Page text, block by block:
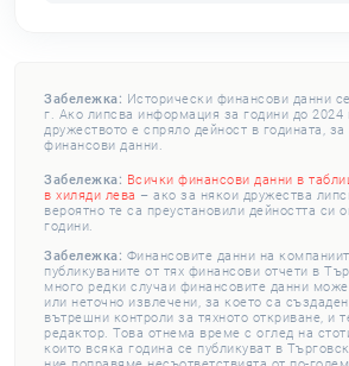
Забележка: Исторически финансови данни
г. Ако липсва информация за години до 2024
дружеството е спряло дейност в годината,
финансови данни.
Забележка: Всички финансови данни в
в хиляди лева – ако за някои дружества
вероятно те са преустановили дейността си
години.
Забележка: Финансовите данни на
публикуваните от тях финансови отчети в
много редки случаи финансовите данни
или неточно извлечени, за което са
вътрешни контроли за тяхното откриване, и
редактор. Това отнема време с оглед на
които всяка година се публикуват в